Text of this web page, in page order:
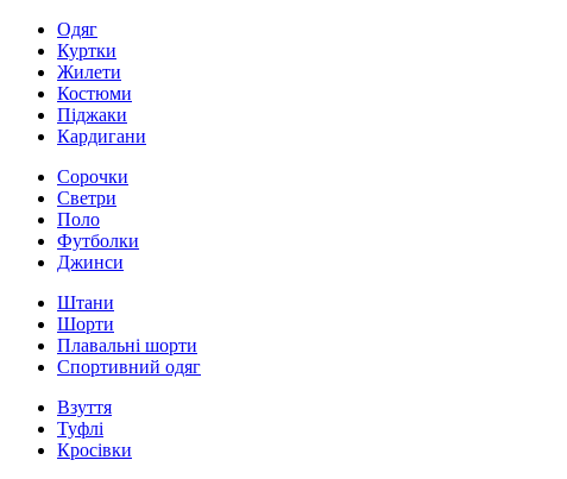
Одяг
Куртки
Жилети
Костюми
Піджаки
Кардигани
Сорочки
Светри
Поло
Футболки
Джинси
Штани
Шорти
Плавальні шорти
Спортивний одяг
Взуття
Туфлі
Кросівки